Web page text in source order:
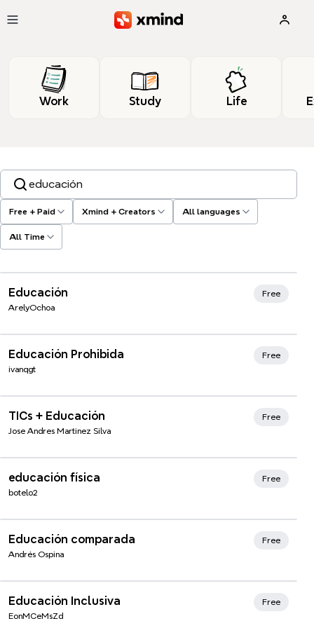
Work Study Life
Free + Paid Xmind + Creators All languages
All Time
Search templates, tags…
Xmind Favorites
Educación
ArelyOchoa
Free
Xmind Favorites
Educación Prohibida
ivanqgt
Free
Xmind Favorites
TICs + Educación
Jose Andres Martinez Silva
Free
Xmind Favorites
educación física
botelo2
Free
Educación comparada
Andrés Ospina
Free
Educación Inclusiva
EonMCeMsZd
Free